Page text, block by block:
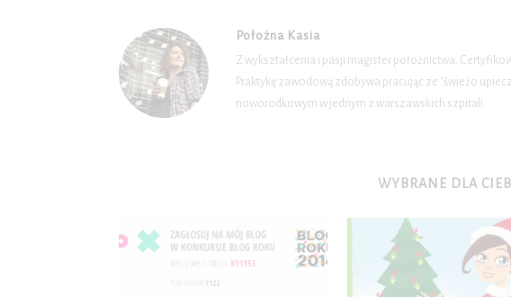
Położna Kasia
Z wykształcenia i pasji magister położnictwa.
Praktykę zawodową zdobywa pracując ze "świeżo
noworodkowym w jednym z warszawskich szpitali.
WYBRANE DLA